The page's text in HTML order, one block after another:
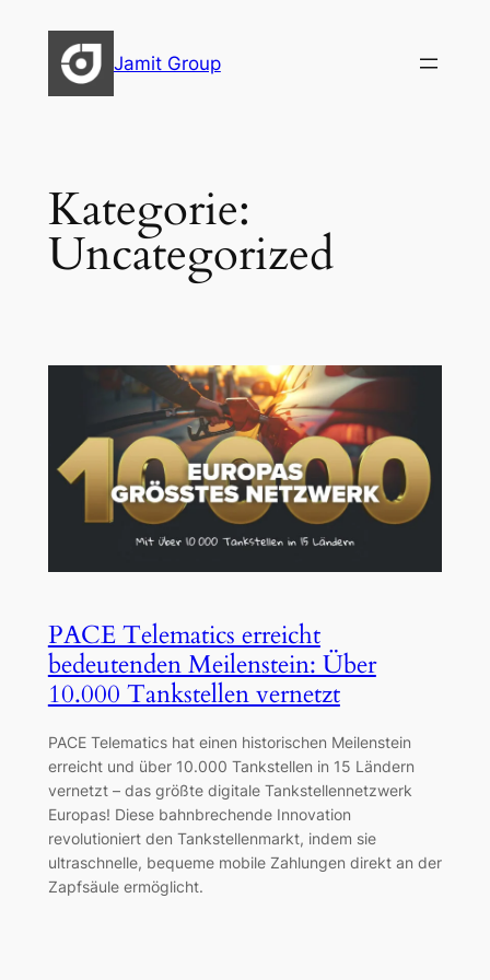
springen
Jamit Group
Kategorie:
Uncategorized
PACE Telematics erreicht
bedeutenden Meilenstein: Über
10.000 Tankstellen vernetzt
PACE Telematics hat einen historischen Meilenstein
erreicht und über 10.000 Tankstellen in 15 Ländern
vernetzt – das größte digitale Tankstellennetzwerk
Europas! Diese bahnbrechende Innovation
revolutioniert den Tankstellenmarkt, indem sie
ultraschnelle, bequeme mobile Zahlungen direkt an der
Zapfsäule ermöglicht.